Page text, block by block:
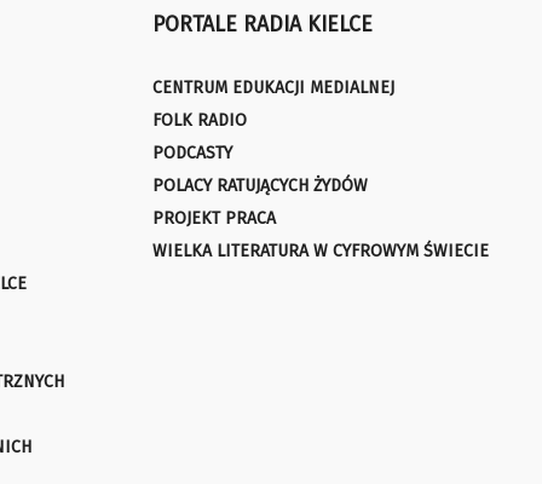
PORTALE RADIA KIELCE
CENTRUM EDUKACJI MEDIALNEJ
FOLK RADIO
PODCASTY
POLACY RATUJĄCYCH ŻYDÓW
PROJEKT PRACA
WIELKA LITERATURA W CYFROWYM ŚWIECIE